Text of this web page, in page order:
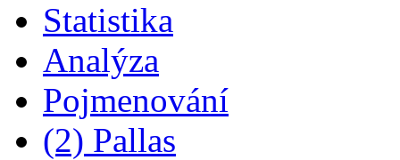
Statistika
Analýza
Pojmenování
(2) Pallas